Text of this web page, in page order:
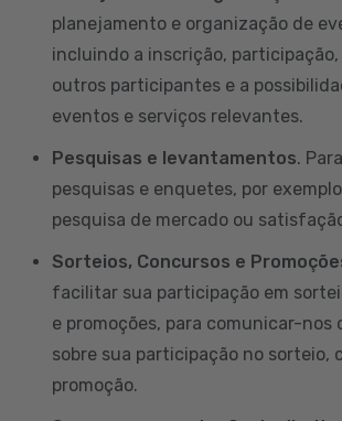
planejamento e organização de
incluindo a inscrição,
outros participantes e a
eventos e serviços relevantes.
Pesquisas e levantamentos.
pesquisas e enquetes, por
pesquisa de mercado ou
Sorteios, Concursos e
facilitar sua participação em
e promoções, para comunicar-nos
sobre sua participação no sorteio,
promoção.